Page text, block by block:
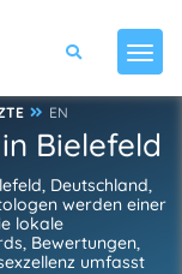
EN
Bielefeld
Deutschland,
werden einer
lokale
Bewertungen,
umfasst